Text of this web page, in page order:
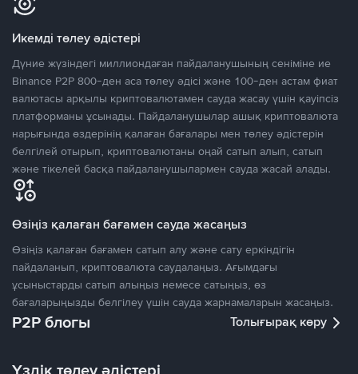
Икемді төлеу әдістері
Дүние жүзіндегі миллиондаған пайдаланушының сеніміне ие
Binance P2P 800-ден аса төлеу әдісі және 100-ден астам фиат
валютасы арқылы криптовалютамен сауда жасау үшін қауіпсіз
платформаны ұсынады. Пайдаланушылар ашық криптовалюта
нарығында өздерінің қалаған бағалары мен төлеу әдістерін
белгілей отырып, криптовалютаны оңай сатып алып, сатып
және тікелей басқа пайдаланушылармен сауда жасай алады.
Өзіңіз қалаған бағамен сауда жасаңыз
Өзіңіз қалаған бағамен сатып алу және сату еркіндігін
пайдаланып, криптовалюта саудалаңыз. Ағымдағы
ұсыныстарды сатып алыңыз немесе сатыңыз, өз
бағаларыңызды белгілеу үшін сауда жарнамаларын жасаңыз.
P2P блогы Толығырақ көру